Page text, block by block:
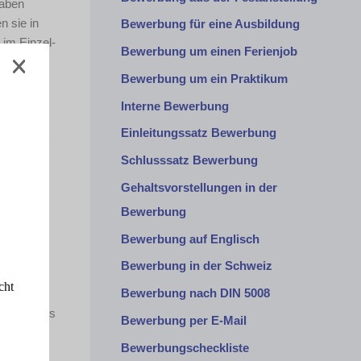
sie in
im Einzel-
und
sein
Dies
Bewerbung für eine Ausbildung
Bewerbung um einen Ferienjob
Bewerbung um ein Praktikum
Interne Bewerbung
Einleitungssatz Bewerbung
Schlusssatz Bewerbung
Gehaltsvorstellungen in der
Bewerbung
Bewerbung auf Englisch
Bewerbung in der Schweiz
Bewerbung nach DIN 5008
Bewerbung per E-Mail
Bewerbungscheckliste